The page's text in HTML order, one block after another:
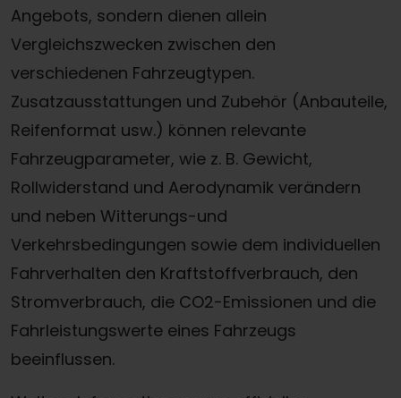
Angebots, sondern dienen allein
Vergleichszwecken zwischen den
verschiedenen Fahrzeugtypen.
Zusatzausstattungen und Zubehör (Anbauteile,
Reifenformat usw.) können relevante
Fahrzeugparameter, wie z. B. Gewicht,
Rollwiderstand und Aerodynamik verändern
und neben Witterungs-und
Verkehrsbedingungen sowie dem individuellen
Fahrverhalten den Kraftstoffverbrauch, den
Stromverbrauch, die CO2-Emissionen und die
Fahrleistungswerte eines Fahrzeugs
beeinflussen.